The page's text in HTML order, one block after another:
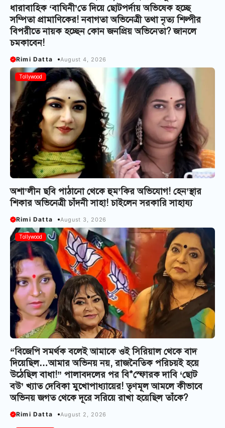
ধারাবাহিক ‘বাঘিনী’তে দিয়ে ছোটপর্দায় অভিষেক হচ্ছে
সম্পিতা প্রামাণিকের! নবাগতা অভিনেত্রী তথা নৃত্য শিল্পীর
বিপরীতে নায়ক হচ্ছেন কোন জনপ্রিয় অভিনেতা? জানলে
চমকাবেন!
Rimi Datta August 4, 2026
Tollywood
অশা’লীন ছবি পাঠানো থেকে হুম’কির অভিযোগ! হেন’স্থার
শিকার অভিনেত্রী চাঁদনী সাহা! চাইলেন সরকারি সাহায্য
Rimi Datta August 3, 2026
Tollywood
“বিজেপি সমর্থক বলেই আমাকে ওই সিরিয়াল থেকে বাদ
দিয়েছিল…আমার অভিনয় নয়, রাজনৈতিক পরিচয়ই হয়ে
উঠেছিল বাধা!” পালাবদলের পর বি*স্ফোরক দাবি ‘ছোট
বউ’ খ্যাত দেবিকা মুখোপাধ্যায়ের! তৃণমূল আমলে কীভাবে
অভিনয় জগত থেকে দূরে সরিয়ে রাখা হয়েছিল তাঁকে?
Rimi Datta August 2, 2026